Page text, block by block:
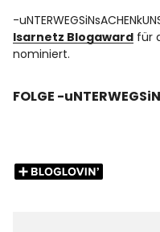
f I P
-
Isarnetz Blogaward für
nominiert.
FOLGE -